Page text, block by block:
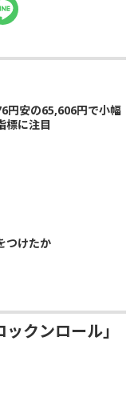
円安の65,606円で小幅
に注目
つけたか
クンロール」